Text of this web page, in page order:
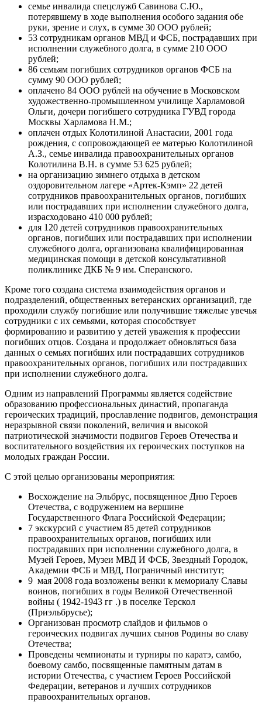
семье инвалида спецслужб Савинова С.Ю.,
потерявшему в ходе выполнения особого задания обе
руки, зрение и слух, в сумме 30 ООО рублей;
53 сотрудникам органов МВД и ФСБ, пострадавших при
исполнении служебного долга, в сумме 210 ООО
рублей;
86 семьям погибших сотрудников органов ФСБ на
сумму 90 ООО рублей;
оплачено 84 ООО рублей на обучение в Московском
художественно-промышленном училище Харламовой
Ольги, дочери погибшего сотрудника ГУВД города
Москвы Харламова Н.М.;
оплачен отдых Колотилиной Анастасии, 2001 года
рождения, с сопровождающей ее матерью Колотилиной
А.З., семье инвалида правоохранительных органов
Колотилина В.Н. в сумме 53 625 рублей;
на организацию зимнего отдыха в детском
оздоровительном лагере «Артек-Кэмп» 22 детей
сотрудников правоохранительных органов, погибших
или пострадавших при исполнении служебного долга,
израсходовано 410 000 рублей;
для 120 детей сотрудников правоохранительных
органов, погибших или пострадавших при исполнении
служебного долга, организована квалифицированная
медицинская помощи в детской консультативной
поликлинике ДКБ № 9 им. Сперанского.
Кроме того создана система взаимодействия органов и
подразделений, общественных ветеранских организаций, где
проходили службу погибшие или получившие тяжелые увечья
сотрудники с их семьями, которая способствует
формированию и развитию у детей уважения к профессии
погибших отцов. Создана и продолжает обновляться база
данных о семьях погибших или пострадавших сотрудников
правоохранительных органов, погибших или пострадавших
при исполнении служебного долга.
Одним из направлений Программы является содействие
образованию профессиональных династий, пропаганда
героических традиций, прославление подвигов, демонстрация
неразрывной связи поколений, величия и высокой
патриотической значимости подвигов Героев Отечества и
воспитательного воздействия их героических поступков на
молодых граждан России.
С этой целью организованы мероприятия:
Восхождение на Эльбрус, посвященное Дню Героев
Отечества, с водружением на вершине
Государственного Флага Российской Федерации;
7 экскурсий с участием 85 детей сотрудников
правоохранительных органов, погибших или
пострадавших при исполнении служебного долга, в
Музей Героев, Музеи МВД И ФСБ, Звездный Городок,
Академии ФСБ и МВД, Пограничный институт;
9 мая 2008 года возложены венки к мемориалу Славы
воинов, погибших в годы Великой Отечественной
войны ( 1942-1943 гг .) в поселке Терскол
(Приэльбрусье);
Организован просмотр слайдов и фильмов о
героических подвигах лучших сынов Родины во славу
Отечества;
Проведены чемпионаты и турниры по каратэ, самбо,
боевому самбо, посвященные памятным датам в
истории Отечества, с участием Героев Российской
Федерации, ветеранов и лучших сотрудников
правоохранительных органов.